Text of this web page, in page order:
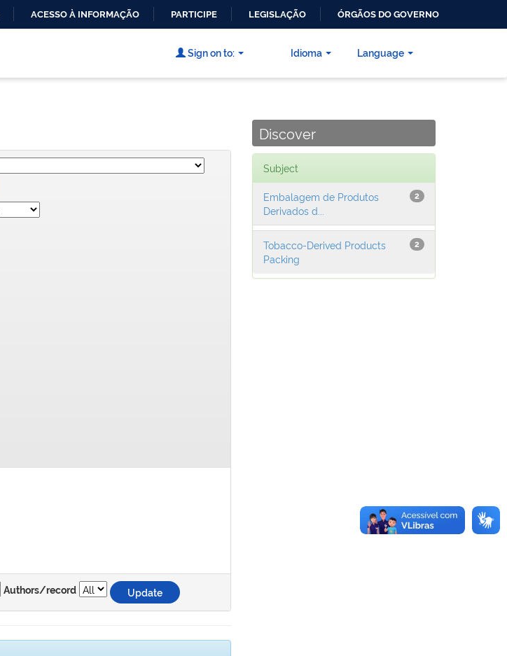
CONTEÚDO
ACESSO À INFORMAÇÃO PARTICIPE LEGISLAÇÃO ÓRGÃOS DO GOVERNO
Language
Sign on to: Idioma
Authors/record
Discover
Subject
2
Embalagem de Produtos
Derivados d...
2
Tobacco-Derived Products
Packing